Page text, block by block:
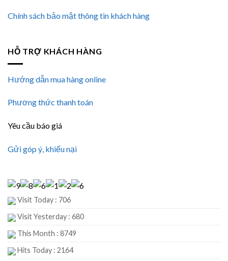
Chính sách bảo mật thông tin khách hàng
HỖ TRỢ KHÁCH HÀNG
Hướng dẫn mua hàng online
Phương thức thanh toán
Yêu cầu báo giá
Gửi góp ý, khiếu nại
Visit Today : 706
Visit Yesterday : 680
This Month : 8749
Hits Today : 2164